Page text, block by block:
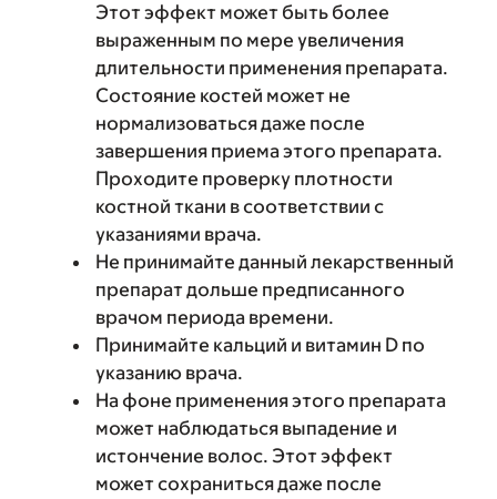
Этот эффект может быть более
выраженным по мере увеличения
длительности применения препарата.
Состояние костей может не
нормализоваться даже после
завершения приема этого препарата.
Проходите проверку плотности
костной ткани в соответствии с
указаниями врача.
Не принимайте данный лекарственный
препарат дольше предписанного
врачом периода времени.
Принимайте кальций и витамин D по
указанию врача.
На фоне применения этого препарата
может наблюдаться выпадение и
истончение волос. Этот эффект
может сохраниться даже после